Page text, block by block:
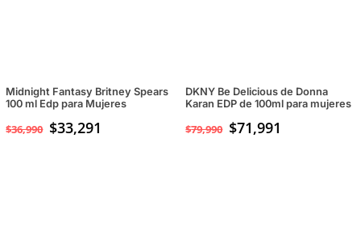
Midnight Fantasy Britney Spears
100 ml Edp para Mujeres
$36,990 $33,291
DKNY Be Delicious de Donna
Karan EDP de 100ml para mujeres
$79,990 $71,991